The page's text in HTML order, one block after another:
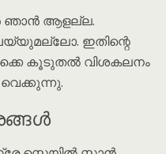
ഞാൻ ആളല്ല.
ഇതിന്റെ
കൂടുതൽ വിശകലനം